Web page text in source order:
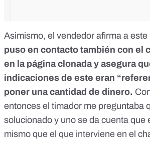
Asimismo, el vendedor afirma a este
puso en contacto también con el
en la página clonada y asegura
indicaciones de este eran
poner una cantidad de dinero.
entonces el timador me preguntaba
solucionado y uno se da cuenta que
mismo que el que interviene en el